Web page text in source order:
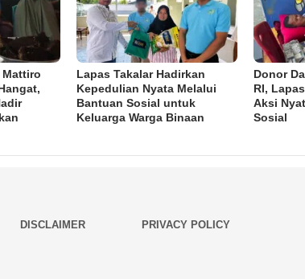
Mattiro
Lapas Takalar Hadirkan
Kepedulian Nyata Melalui
Bantuan Sosial untuk
Keluarga Warga Binaan
Donor
RI,
Aksi
Sosial
DISCLAIMER
PRIVACY POLICY